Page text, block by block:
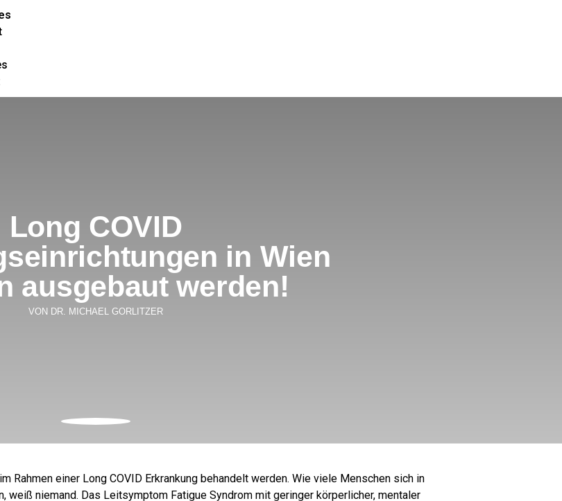
Long COVID
in Wien
ausgebaut werden!
VON DR. MICHAEL GORLITZER
Rahmen einer Long COVID Erkrankung behandelt werden. Wie viele Menschen sich in
weiß niemand. Das Leitsymptom Fatigue Syndrom mit geringer körperlicher, mentaler